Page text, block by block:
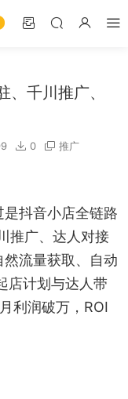
千川推广、
0 推广
抖音小店全链路
推广、达人对接
流量获取、自动
店计划与达人带
利润破万，ROI